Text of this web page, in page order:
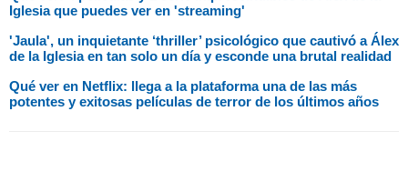
Iglesia que puedes ver en 'streaming'
'Jaula', un inquietante ‘thriller’ psicológico que cautivó a Álex
de la Iglesia en tan solo un día y esconde una brutal realidad
Qué ver en Netflix: llega a la plataforma una de las más
potentes y exitosas películas de terror de los últimos años